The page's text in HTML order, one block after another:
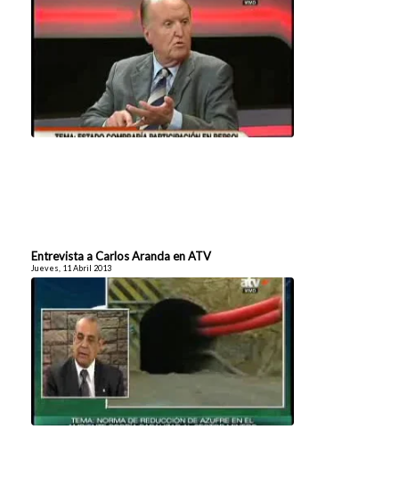
Entrevista a Carlos Aranda en ATV
Jueves, 11 Abril 2013